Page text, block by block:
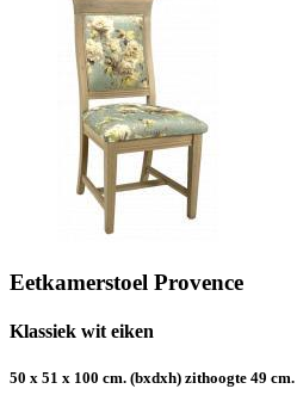
Eetkamerstoel Provence
Klassiek wit eiken
50 x 51 x 100 cm. (bxdxh) zithoogte 49 cm.